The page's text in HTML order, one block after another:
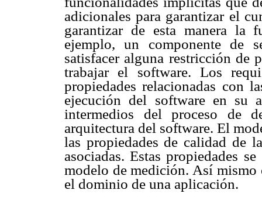
adicionales para garantizar el
garantizar de esta manera la
ejemplo, un componente de
satisfacer alguna restricción de
trabajar el software. Los
propiedades relacionadas con
ejecución del software en su
intermedios del proceso de
arquitectura del software. El
las propiedades de calidad de
asociadas. Estas propiedades
modelo de medición. Así mismo
el dominio de una aplicación.